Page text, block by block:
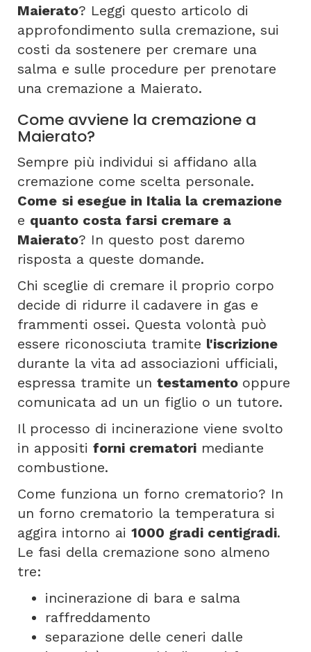
Maierato? Leggi questo articolo di
approfondimento sulla cremazione, sui
costi da sostenere per cremare una
salma e sulle procedure per prenotare
una cremazione a Maierato.
Come avviene la cremazione a
Maierato?
Sempre più individui si affidano alla
cremazione come scelta personale.
Come si esegue in Italia la cremazione
e quanto costa farsi cremare a
Maierato? In questo post daremo
risposta a queste domande.
Chi sceglie di cremare il proprio corpo
decide di ridurre il cadavere in gas e
frammenti ossei. Questa volontà può
essere riconosciuta tramite l'iscrizione
durante la vita ad associazioni ufficiali,
espressa tramite un testamento oppure
comunicata ad un un figlio o un tutore.
Il processo di incinerazione viene svolto
in appositi forni crematori mediante
combustione.
Come funziona un forno crematorio? In
un forno crematorio la temperatura si
aggira intorno ai 1000 gradi centigradi.
Le fasi della cremazione sono almeno
tre:
incinerazione di bara e salma
raffreddamento
separazione delle ceneri dalle